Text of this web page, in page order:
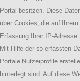
Portal besitzen. Diese
über Cookies, die auf
Erfassung Ihrer IP-Adresse.
Mit Hilfe der so erfassten
Portale Nutzerprofile
hinterlegt sind. Auf diese